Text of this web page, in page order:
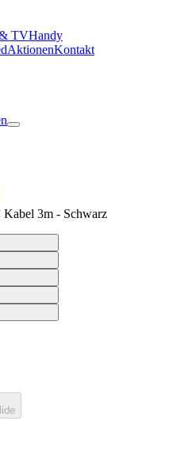
TVHandy
AktionenKontakt
3m - Schwarz